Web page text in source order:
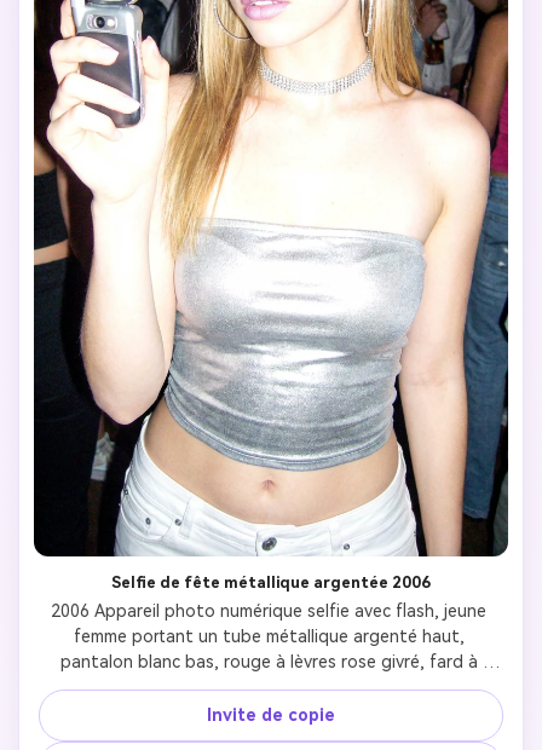
Selfie de fête métallique argentée 2006
2006 Appareil photo numérique selfie avec flash, jeune
femme portant un tube métallique argenté haut,
pantalon blanc bas, rouge à lèvres rose givré, fard à
paupières paillettes argentées lourdes, cheveux blonds
droits avec des points forts, grandes boucles d'oreilles à
cerceaux, collier choker en strass, tenant un téléphone à
Invite de copie